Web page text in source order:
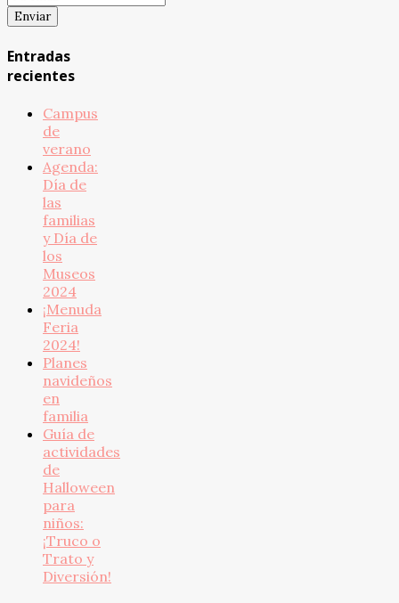
Entradas
recientes
Campus
de
verano
Agenda:
Día de
las
familias
y Día de
los
Museos
2024
¡Menuda
Feria
2024!
Planes
navideños
en
familia
Guía de
actividades
de
Halloween
para
niños:
¡Truco o
Trato y
Diversión!